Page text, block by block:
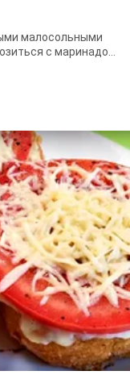
малосольными
с маринадом